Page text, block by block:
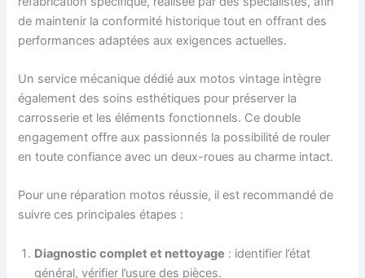
de maintenir la conformité historique tout en offrant des
performances adaptées aux exigences actuelles.
Un service mécanique dédié aux motos vintage intègre
également des soins esthétiques pour préserver la
carrosserie et les éléments fonctionnels. Ce double
engagement offre aux passionnés la possibilité de rouler
en toute confiance avec un deux-roues au charme intact.
Pour une réparation motos réussie, il est recommandé de
suivre ces principales étapes :
Diagnostic complet et nettoyage : identifier l’état
général, vérifier l’usure des pièces.